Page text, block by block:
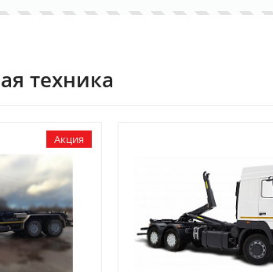
техника
Акция